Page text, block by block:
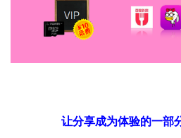
让分享成为体验的一部